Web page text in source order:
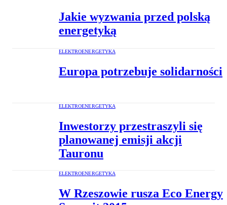
Jakie wyzwania przed polską
energetyką
ELEKTROENERGETYKA
Europa potrzebuje solidarności
ELEKTROENERGETYKA
Inwestorzy przestraszyli się
planowanej emisji akcji
Tauronu
ELEKTROENERGETYKA
W Rzeszowie rusza Eco Energy